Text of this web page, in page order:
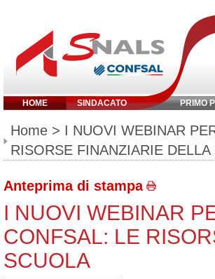
HOME SINDACATO PRIMO
Inserisci parola chiave:
Home > I NUOVI WEBINAR
RISORSE FINANZIARIE DELLA
Anteprima di stampa
I NUOVI WEBINAR
CONFSAL: LE
SCUOLA